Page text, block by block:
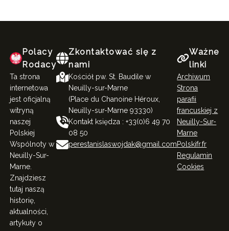
Polacy
Rodacy
Ta strona
internetowa
jest oficjalną
witryną
naszej
Polskiej
Wspólnoty w
Neuilly-Sur-
Marne.
Znajdziesz
tutaj naszą
historię,
aktualności,
artykuły o
Zkontaktować się z
nami
Kościół pw. St. Baudile w
Neuilly-sur-Marne
(Place du Chanoine Héroux,
Neuilly-sur-Marne 93330)
Kontakt księdza : +33(0)6 49 70
08 50
perestanislaswojdak@gmail.com
Ważne
linki
Archiwum
Strona
parafii
francuskiej z
Neuilly-Sur-
Marne
Polskifr.fr
Regulamin
Cookies